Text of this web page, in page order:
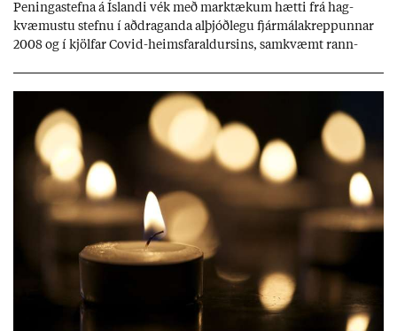
Pen­inga­stefna á Ís­landi vék með mark­tæk­um hætti frá hag­
kvæm­ustu stefnu í að­drag­anda al­þjóð­legu fjár­málakrepp­unn­ar
2008 og í kjöl­far Covid-heims­far­ald­urs­ins, sam­kvæmt rann­